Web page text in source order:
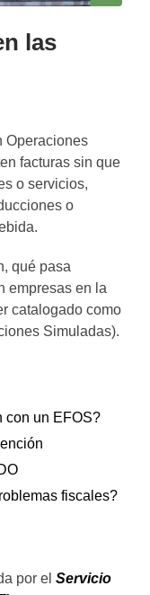
las
Operaciones
facturas sin que
o servicios,
o
qué pasa
empresas en la
catalogado como
Simuladas).
con un EFOS?
fiscales?
por elServicio